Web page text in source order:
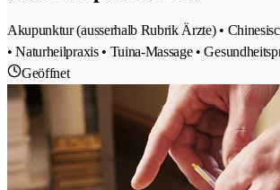
Akupunktur (ausserhalb Rubrik Ärzte) •
• Naturheilpraxis • Tuina-Massage •
Geöffnet